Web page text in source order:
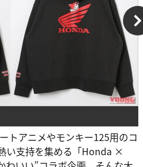
トアニメやモンキー125用のコ
い支持を集める「Honda ×